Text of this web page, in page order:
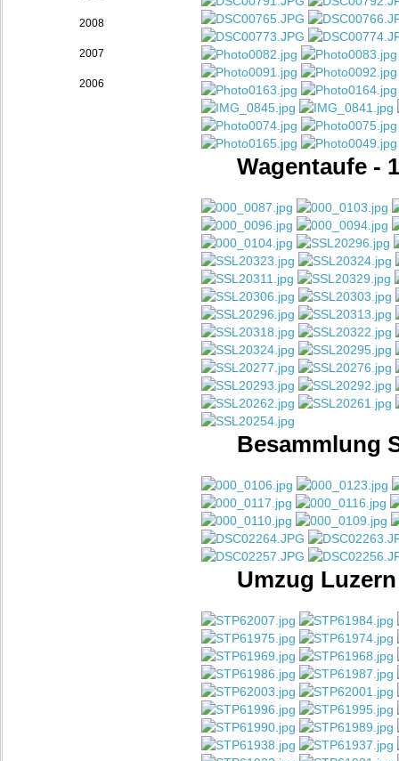
2008
2007
2006
Wagentaufe -
Besammlung
Umzug Luzern